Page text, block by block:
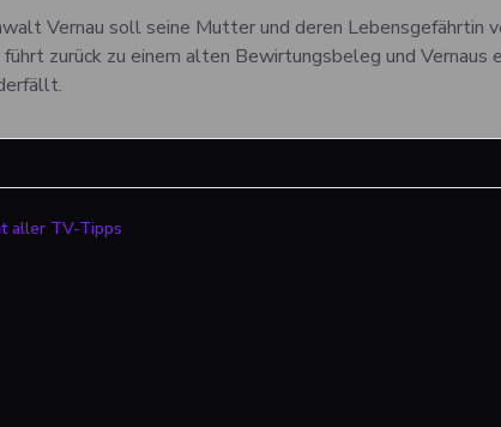
Vernau soll seine Mutter und deren Lebensgefährtin
zurück zu einem alten Bewirtungsbeleg und
aller TV-Tipps